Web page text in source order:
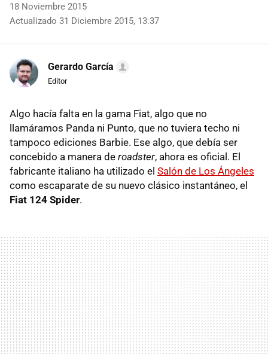
18 Noviembre 2015
Actualizado 31 Diciembre 2015, 13:37
Gerardo García
Editor
Algo hacía falta en la gama Fiat, algo que no
llamáramos Panda ni Punto, que no tuviera techo ni
tampoco ediciones Barbie. Ese algo, que debía ser
concebido a manera de roadster, ahora es oficial. El
fabricante italiano ha utilizado el Salón de Los Ángeles
como escaparate de su nuevo clásico instantáneo, el
Fiat 124 Spider.